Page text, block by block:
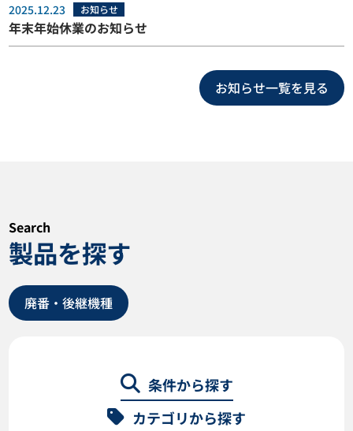
2025.12.23 お知らせ
年末年始休業のお知らせ
お知らせ一覧を見る
Search
製品を探す
廃番・後継機種
条件から探す
カテゴリから探す